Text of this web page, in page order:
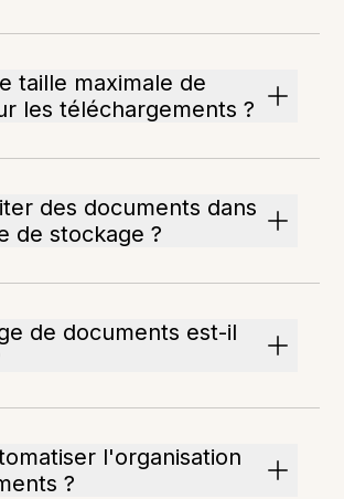
taille maximale de
les téléchargements ?
des documents dans
de stockage ?
de documents est-il
l'organisation
?